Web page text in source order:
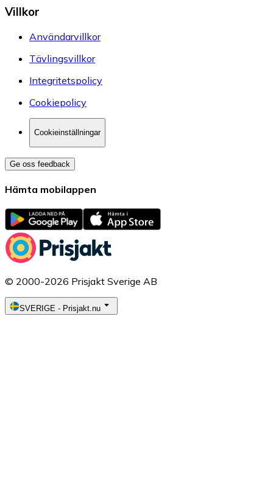
Villkor
Användarvillkor
Tävlingsvillkor
Integritetspolicy
Cookiepolicy
Cookieinställningar
Ge oss feedback
Hämta mobilappen
© 2000-2026 Prisjakt Sverige AB
SVERIGE - Prisjakt.nu